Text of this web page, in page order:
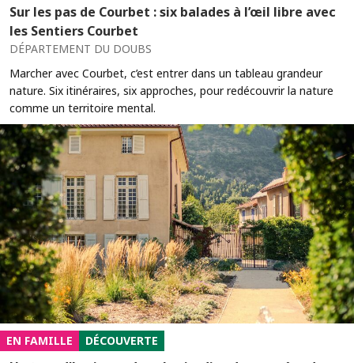
Sur les pas de Courbet : six balades à l’œil libre avec
les Sentiers Courbet
DÉPARTEMENT DU DOUBS
Marcher avec Courbet, c’est entrer dans un tableau grandeur
nature. Six itinéraires, six approches, pour redécouvrir la nature
comme un territoire mental.
EN FAMILLE DÉCOUVERTE